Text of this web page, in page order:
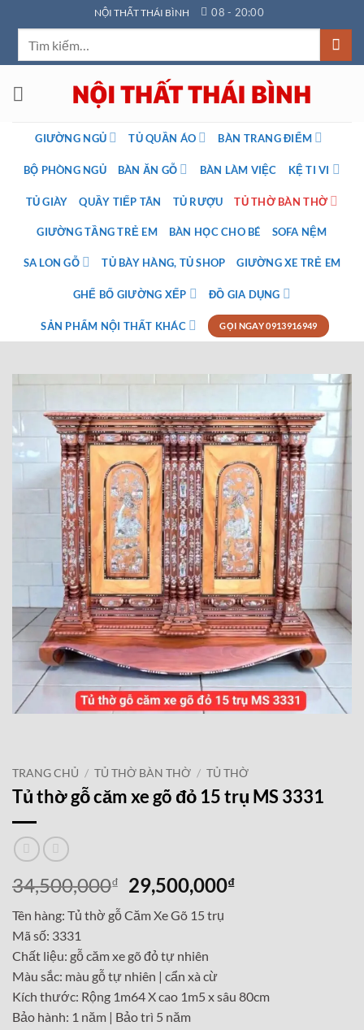
qua
dung
NỘI THẤT THÁI BÌNH 08 - 20:00
GIƯỜNG NGỦ TỦ QUẦN ÁO BÀN TRANG ĐIỂM
BỘ PHÒNG NGỦ BÀN ĂN GỖ BÀN LÀM VIỆC KỆ TI VI
TỦ GIÀY QUẦY TIẾP TÂN TỦ RƯỢU TỦ THỜ BÀN THỜ
GIƯỜNG TẦNG TRẺ EM BÀN HỌC CHO BÉ SOFA NỆM
SA LON GỖ TỦ BÀY HÀNG, TỦ SHOP GIƯỜNG XE TRẺ EM
GHẾ BỐ GIƯỜNG XẾP ĐỒ GIA DỤNG
SẢN PHẨM NỘI THẤT KHÁC GỌI NGAY 0913916949
TRANG CHỦ / TỦ THỜ BÀN THỜ / TỦ THỜ
Tủ thờ gỗ căm xe gõ đỏ 15 trụ MS 3331
34,500,000₫
Giá
gốc
là:
29,500,000₫Giá
Tên hàng: Tủ thờ gỗ Căm Xe Gõ 15 trụ
Mã số: 3331
Chất liệu: gỗ căm xe gõ đỏ tự nhiên
Màu sắc: màu gỗ tự nhiên | cẩn xà cừ
Kích thước: Rộng 1m64 X cao 1m5 x sâu 80cm
Bảo hành: 1 năm | Bảo trì 5 năm